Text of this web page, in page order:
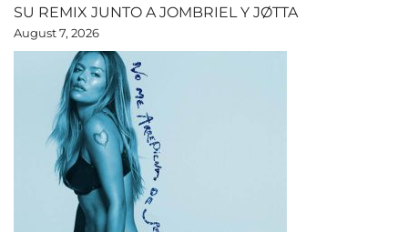
SU REMIX JUNTO A JOMBRIEL Y JØTTA
August 7, 2026